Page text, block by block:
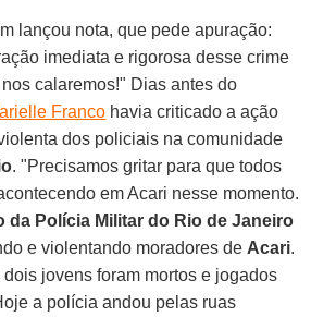
lançou nota, que pede apuração:
imediata e rigorosa desse crime
calaremos!" Dias antes do
Franco havia criticado a ação
dos policiais na comunidade
. "Precisamos gritar para que todos
em Acari nesse momento.
da Polícia Militar do Rio de Janeiro
e violentando moradores de Acari.
jovens foram mortos e jogados
a polícia andou pelas ruas